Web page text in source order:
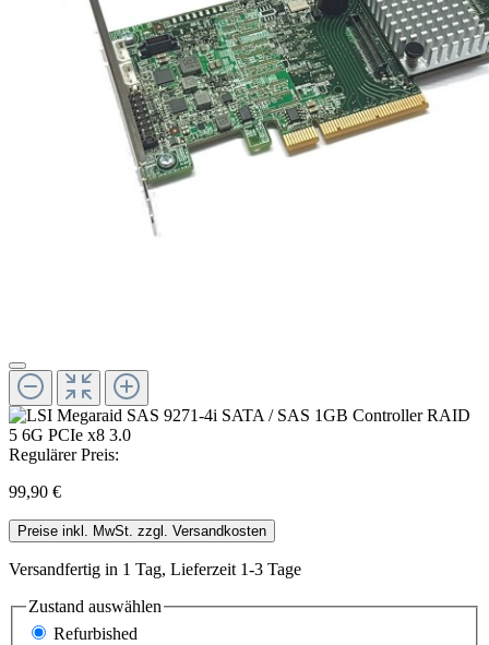
Regulärer Preis:
99,90 €
Preise inkl. MwSt. zzgl. Versandkosten
Versandfertig in 1 Tag, Lieferzeit 1-3 Tage
Zustand auswählen
Refurbished